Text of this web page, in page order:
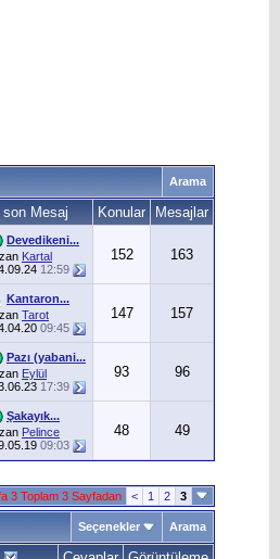
Arama
son Mesaj Konular Mesajlar
Devedikeni...
Kartal
12:59
152 163
Kantaron...
Tarot
09:45
147 157
Pazı (yabani...
Eylül
17:39
93 96
Şakayık...
Pelince
09:03
48 49
3 Toplam 3 Sayfadan < 1 2 3
Seçenekler Arama